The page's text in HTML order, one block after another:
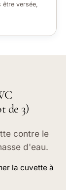
être versée,
de 3)
contre le
d'eau.
la cuvette à